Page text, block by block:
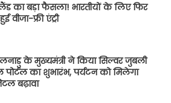
का बड़ा फैसला! भारतीयों के लिए फिर
वीजा-फ्री एंट्री
के मुख्यमंत्री ने किया सिल्वर जुबली
पोर्टल का शुभारंभ, पर्यटन को मिलेगा
बढ़ावा